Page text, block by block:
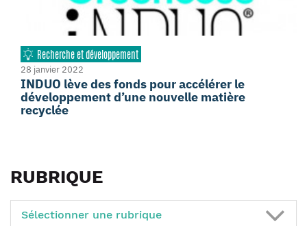
Recherche et développement
28 janvier 2022
INDUO lève des fonds pour accélérer le
développement d’une nouvelle matière
recyclée
RUBRIQUE
Sélectionner une rubrique